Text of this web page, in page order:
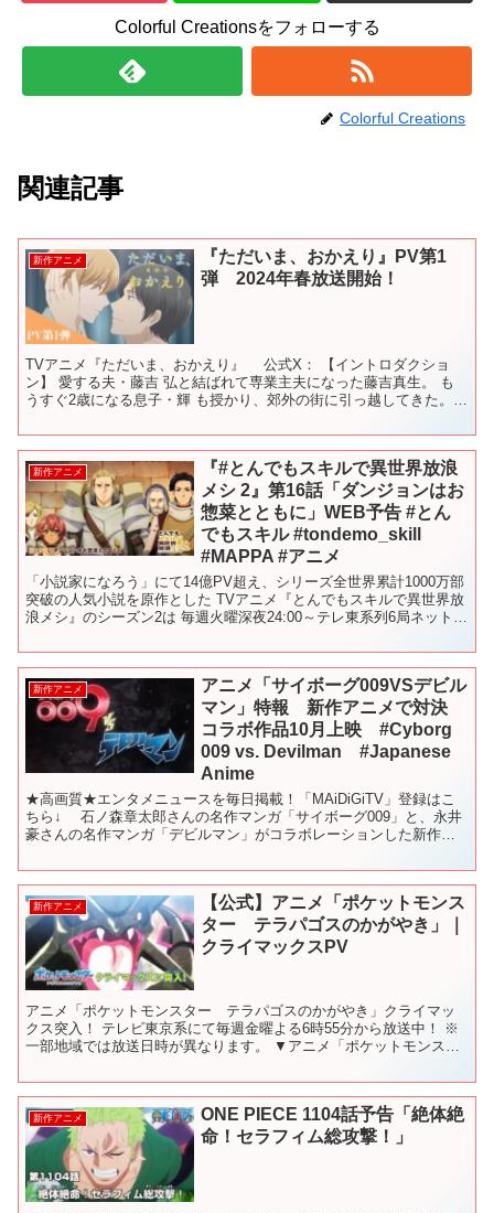
Colorful Creationsをフォローする
Colorful Creations
関連記事
新作アニメ
『ただいま、おかえり』PV第1
弾 2024年春放送開始！
TVアニメ『ただいま、おかえり』 公式X： 【イントロダクショ
ン】 愛する夫・藤吉 弘と結ばれて専業主夫になった藤吉真生。 も
うすぐ2歳になる息子・輝 も授かり、郊外の街に引っ越してきた。
新作アニメ
『#とんでもスキルで異世界放浪
メシ 2』第16話「ダンジョンはお
惣菜とともに」WEB予告 #とん
でもスキル #tondemo_skill
#MAPPA #アニメ
「小説家になろう」にて14億PV超え、シリーズ全世界累計1000万部
突破の人気小説を原作とした TVアニメ『とんでもスキルで異世界放
浪メシ』のシーズン2は 毎週火曜深夜24:00～テレ東系列6局ネットに
新作アニメ
アニメ「サイボーグ009VSデビル
マン」特報 新作アニメで対決
コラボ作品10月上映 #Cyborg
009 vs. Devilman #Japanese
Anime
★高画質★エンタメニュースを毎日掲載！「MAiDiGiTV」登録はこ
ちら↓ 石ノ森章太郎さんの名作マンガ「サイボーグ009」と、永井
豪さんの名作マンガ「デビルマン」がコラボレーションした新作ア
新作アニメ
【公式】アニメ「ポケットモンス
ター テラパゴスのかがやき」｜
クライマックスPV
アニメ「ポケットモンスター テラパゴスのかがやき」クライマッ
クス突入！ テレビ東京系にて毎週金曜よる6時55分から放送中！ ※
一部地域では放送日時が異なります。 ▼アニメ「ポケットモンスタ
新作アニメ
ONE PIECE 1104話予告「絶体絶
命！セラフィム総攻撃！」